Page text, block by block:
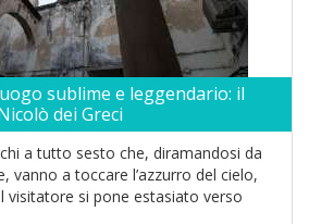
sublime e leggendario: il
dei Greci
a tutto sesto che, diramandosi da
vanno a toccare l’azzurro del cielo,
visitatore si pone estasiato verso